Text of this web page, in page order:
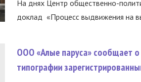
На днях Центр общественно-
доклад «Процесс выдвижения на
ООО «Алые паруса» сообщает о
типографии